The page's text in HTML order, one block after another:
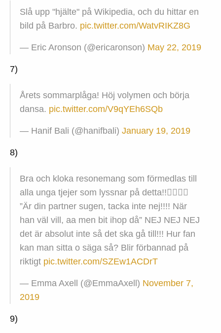
Slå upp "hjälte" på Wikipedia, och du hittar en
bild på Barbro. pic.twitter.com/WatvRIKZ8G
— Eric Aronson (@ericaronson) May 22, 2019
7)
Årets sommarplåga! Höj volymen och börja
dansa. pic.twitter.com/V9qYEh6SQb
— Hanif Bali (@hanifbali) January 19, 2019
8)
Bra och kloka resonemang som förmedlas till
alla unga tjejer som lyssnar på detta!!👍🏼👍🏼
”Är din partner sugen, tacka inte nej!!!! När
han väl vill, aa men bit ihop då” NEJ NEJ NEJ
det är absolut inte så det ska gå till!!! Hur fan
kan man sitta o säga så? Blir förbannad på
riktigt pic.twitter.com/SZEw1ACDrT
— Emma Axell (@EmmaAxell) November 7,
2019
9)